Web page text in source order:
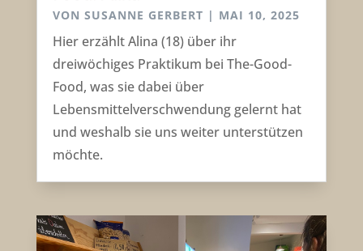
VON SUSANNE GERBERT | MAI 10, 2025
Hier erzählt Alina (18) über ihr
dreiwöchiges Praktikum bei The-Good-
Food, was sie dabei über
Lebensmittelverschwendung gelernt hat
und weshalb sie uns weiter unterstützen
möchte.